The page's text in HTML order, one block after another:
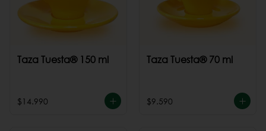
Taza Tuesta® 150 ml
$14.990
Taza Tuesta® 70 ml
$9.590